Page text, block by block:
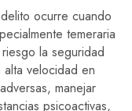
ocurre cuando
temeraria
la seguridad
velocidad en
manejar
psicoactivas,